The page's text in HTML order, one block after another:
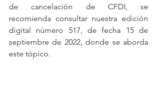
de cancelación de CFDI, se
recomienda consultar nuestra edición
digital número 517, de fecha 15 de
septiembre de 2022, donde se aborda
este tópico.